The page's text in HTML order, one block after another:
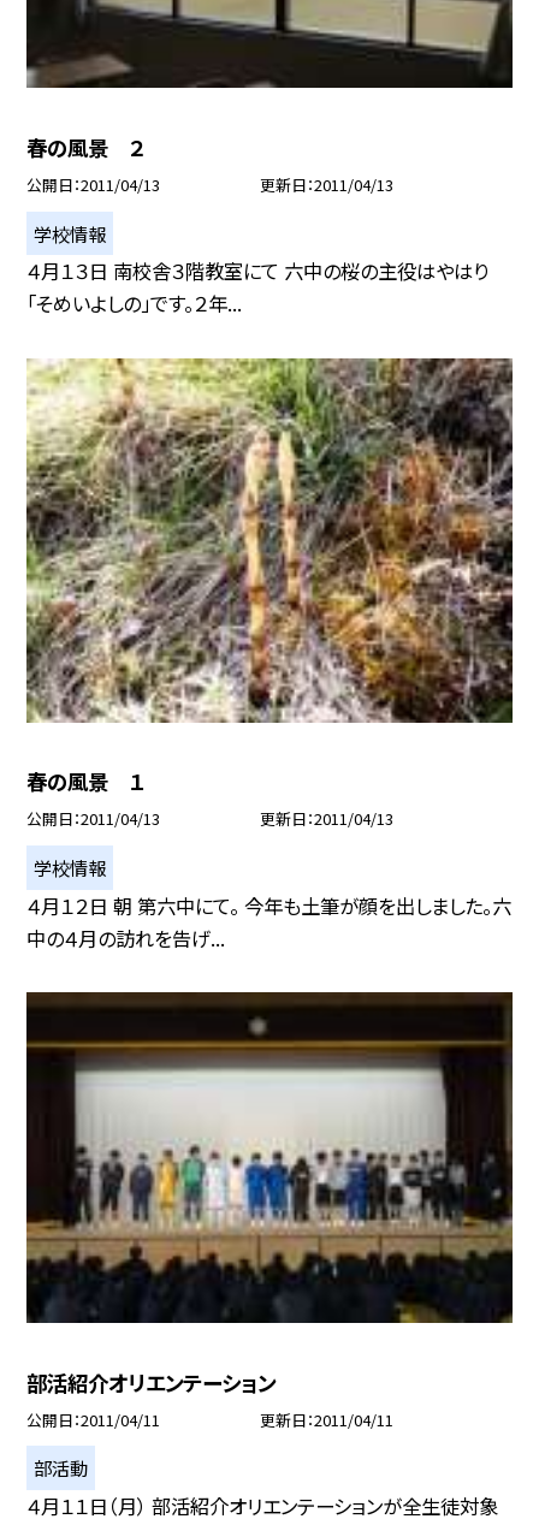
春の風景 ２
公開日 2011/04/13 更新日 2011/04/13
学校情報
４月１３日 南校舎３階教室にて 六中の桜の主役はやはり
「そめいよしの」です。２年...
春の風景 １
公開日 2011/04/13 更新日 2011/04/13
学校情報
４月１２日 朝 第六中にて。 今年も土筆が顔を出しました。六
中の４月の訪れを告げ...
部活紹介オリエンテーション
公開日 2011/04/11 更新日 2011/04/11
部活動
４月１１日（月） 部活紹介オリエンテーションが全生徒対象